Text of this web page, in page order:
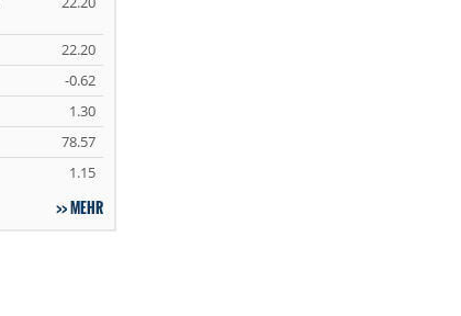
22.20
-0.62
1.30
78.57
1.15
MEHR